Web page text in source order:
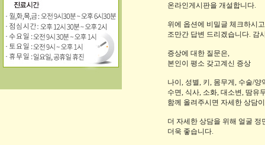
온라인게시판을 개설합니다.
위에 옵션에 비밀글 체크하시
조만간 답변 드리겠습니다. 감
증상에 대한 질문은,
본인이 평소 갖고계신 증상
나이, 성별, 키, 몸무게, 수술/양
수면, 식사, 소화, 대소변, 땀유
함께 올려주시면 자세한 상담
더 자세한 상담을 위해 얼굴 정
더욱 좋습니다.